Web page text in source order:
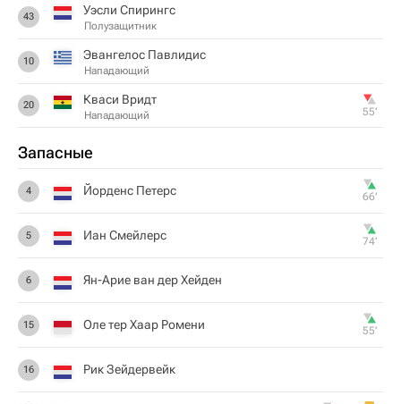
43 Уэсли Спирингс
Полузащитник
10 Эвангелос Павлидис
Нападающий
20 Кваси Вридт
Нападающий 55‎’‎
Запасные
4 Йорденс Петерс 66‎’‎
5 Иан Смейлерс 74‎’‎
6 Ян-Арие ван дер Хейден
15 Оле тер Хаар Ромени 55‎’‎
16 Рик Зейдервейк